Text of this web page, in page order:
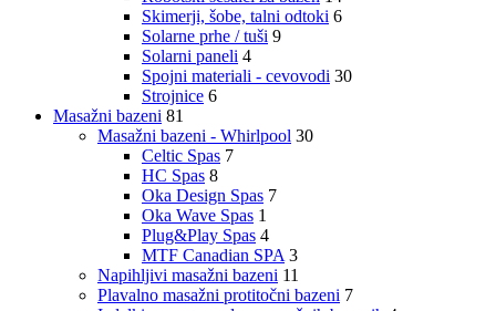
Skimerji, šobe, talni odtoki 6
Solarne prhe / tuši 9
Solarni paneli 4
Spojni materiali - cevovodi 30
Strojnice 6
Masažni bazeni 81
Masažni bazeni - Whirlpool 30
Celtic Spas 7
HC Spas 8
Oka Design Spas 7
Oka Wave Spas 1
Plug&Play Spas 4
MTF Canadian SPA 3
Napihljivi masažni bazeni 11
Plavalno masažni protitočni bazeni 7